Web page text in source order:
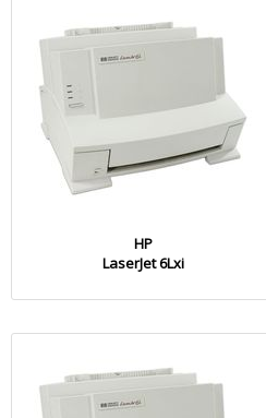
HP
LaserJet 6Lxi